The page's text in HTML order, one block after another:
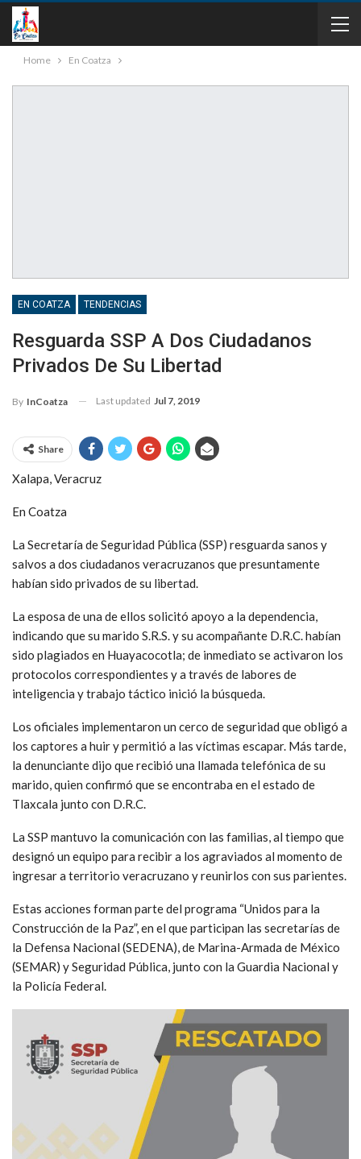
Home En Coatza
EN COATZA TENDENCIAS
Resguarda SSP A Dos Ciudadanos
Privados De Su Libertad
By InCoatza Last updated Jul 7, 2019
Share
Xalapa, Veracruz
En Coatza
La Secretaría de Seguridad Pública (SSP) resguarda sanos y
salvos a dos ciudadanos veracruzanos que presuntamente
habían sido privados de su libertad.
La esposa de una de ellos solicitó apoyo a la dependencia,
indicando que su marido S.R.S. y su acompañante D.R.C. habían
sido plagiados en Huayacocotla; de inmediato se activaron los
protocolos correspondientes y a través de labores de
inteligencia y trabajo táctico inició la búsqueda.
Los oficiales implementaron un cerco de seguridad que obligó a
los captores a huir y permitió a las víctimas escapar. Más tarde,
la denunciante dijo que recibió una llamada telefónica de su
marido, quien confirmó que se encontraba en el estado de
Tlaxcala junto con D.R.C.
La SSP mantuvo la comunicación con las familias, al tiempo que
designó un equipo para recibir a los agraviados al momento de
ingresar a territorio veracruzano y reunirlos con sus parientes.
Estas acciones forman parte del programa “Unidos para la
Construcción de la Paz”, en el que participan las secretarías de
la Defensa Nacional (SEDENA), de Marina-Armada de México
(SEMAR) y Seguridad Pública, junto con la Guardia Nacional y
la Policía Federal.